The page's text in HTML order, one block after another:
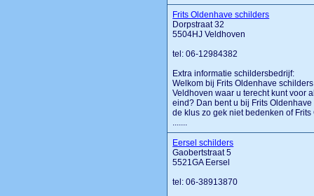
Frits Oldenhave schilders
Dorpstraat 32
5504HJ Veldhoven
tel: 06-12984382
Extra informatie schildersbedrijf:
Welkom bij Frits Oldenhave
Veldhoven waar u terecht kunt voor
eind? Dan bent u bij Frits
de klus zo gek niet bedenken of
.......
Eersel schilders
Gaobertstraat 5
5521GA Eersel
tel: 06-38913870